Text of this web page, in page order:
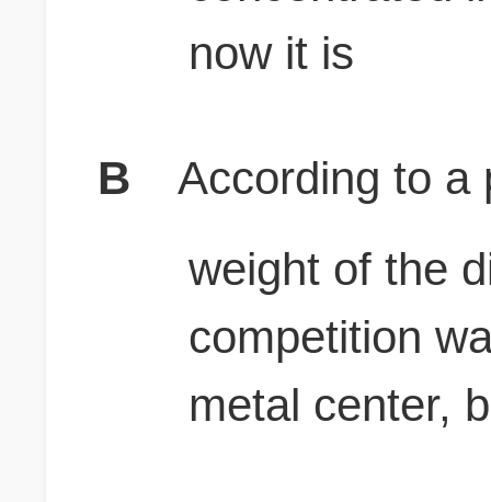
now it is
B
According to a
weight of the
competition
metal center,